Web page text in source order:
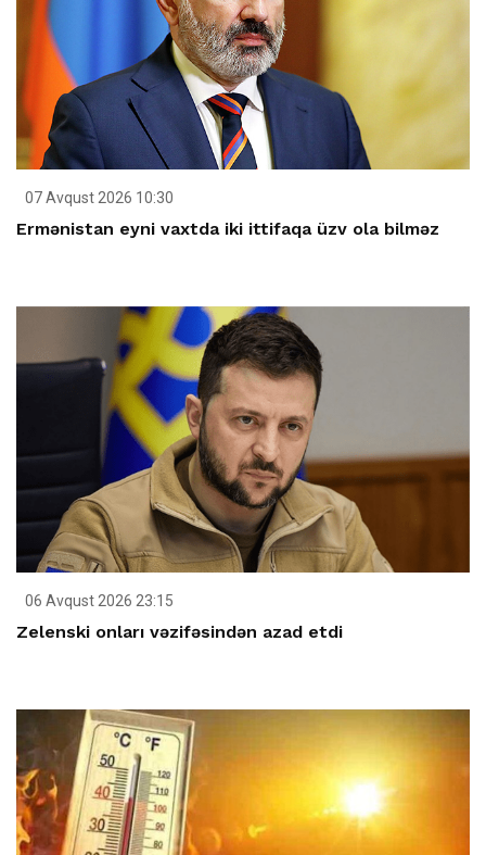
07 Avqust 2026 10:30
Ermənistan eyni vaxtda iki ittifaqa üzv ola bilməz
06 Avqust 2026 23:15
Zelenski onları vəzifəsindən azad etdi